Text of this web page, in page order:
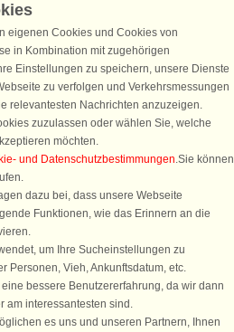
Rufen Sie an, um zu buchen
Fans an
von 25 € für Ihren nächsten
einfach für den DanCenter Newsletter
Angebote, Gewinnspiele und
abonnieren
eigenen Cookies und Cookies von
in Kombination mit zugehörigen
Einstellungen zu speichern, unsere Dienste
zu verfolgen und Verkehrsmessungen
relevantesten Nachrichten anzuzeigen.
zuzulassen oder wählen Sie, welche
möchten.
und Datenschutzbestimmungen.Sie können
dazu bei, dass unsere Webseite
Funktionen, wie das Erinnern an die
um Ihre Sucheinstellungen zu
Personen, Vieh, Ankunftsdatum, etc.
bessere Benutzererfahrung, da wir dann
am interessantesten sind.
es uns und unseren Partnern, Ihnen